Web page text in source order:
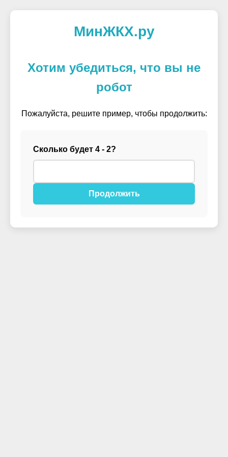
МинЖКХ.ру
Хотим убедиться, что вы не
робот
Пожалуйста, решите пример, чтобы продолжить:
Сколько будет 4 - 2?
Продолжить